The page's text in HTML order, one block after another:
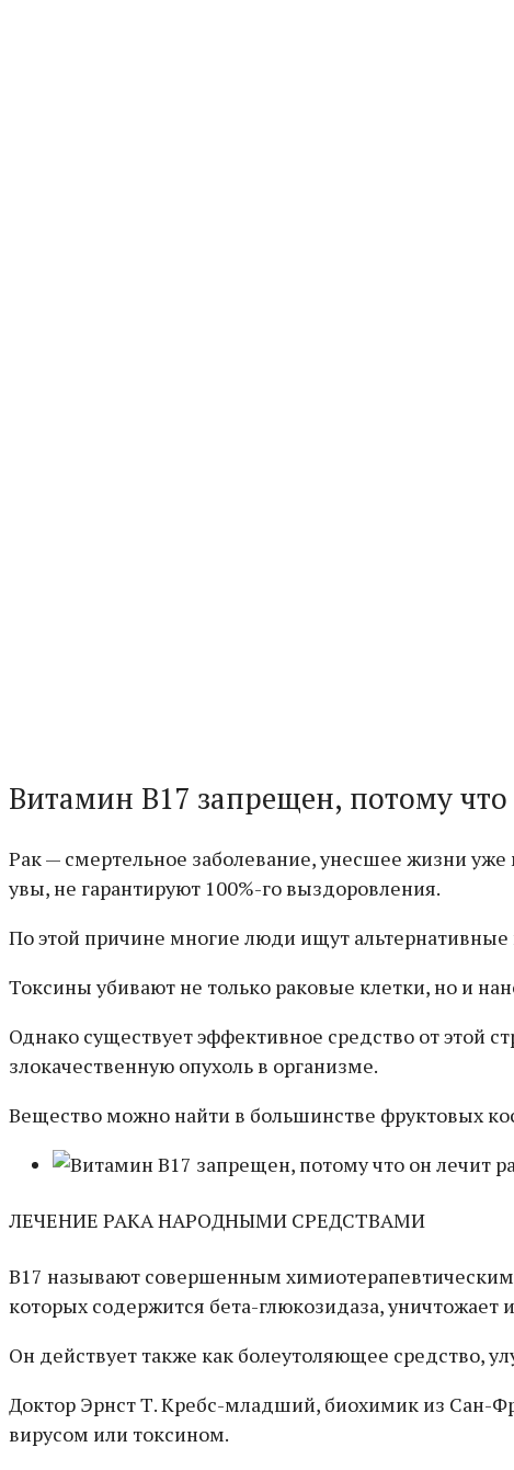
Витамин B17 запрещен, потому
Рак — смертельное заболевание, унесшее жизни
увы, не гарантируют 100%-го выздоровления.
По этой причине многие люди ищут
Токсины убивают не только раковые клетки, но и
Однако существует эффективное средство от этой
злокачественную опухоль в организме.
Вещество можно найти в большинстве фруктовых
ЛЕЧЕНИЕ РАКА НАРОДНЫМИ СРЕДСТВАМИ
В17 называют совершенным химиотерапевтическим
которых содержится бета-глюкозидаза, уничтожает
Он действует также как болеутоляющее средство,
Доктор Эрнст Т. Kребс-младший, биохимик из Сан-
вирусом или токсином.